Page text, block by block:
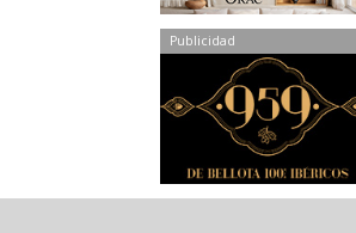
Publicidad